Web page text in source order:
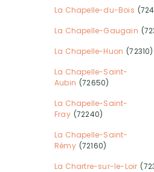
La Chapelle-du-Bois
La Chapelle-Gaugain
La Chapelle-Huon (72310)
La Chapelle-Saint-
Aubin (72650)
La Chapelle-Saint-
Fray (72240)
La Chapelle-Saint-
Rémy (72160)
La Chartre-sur-le-Loir